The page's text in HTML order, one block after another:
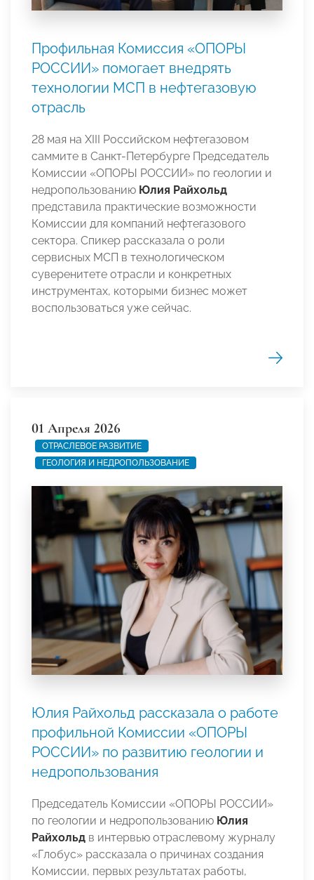
Профильная Комиссия «ОПОРЫ
РОССИИ» помогает внедрять
технологии МСП в нефтегазовую
отрасль
28 мая на XIII Российском нефтегазовом
саммите в Санкт-Петербурге Председатель
Комиссии «ОПОРЫ РОССИИ» по геологии и
недропользованию Юлия Райхольд
представила практические возможности
Комиссии для компаний нефтегазового
сектора. Спикер рассказала о роли
сервисных МСП в технологическом
суверенитете отрасли и конкретных
инструментах, которыми бизнес может
воспользоваться уже сейчас.
01 Апреля 2026
ОТРАСЛЕВОЕ РАЗВИТИЕ
ГЕОЛОГИЯ И НЕДРОПОЛЬЗОВАНИЕ
Юлия Райхольд рассказала о работе
профильной Комиссии «ОПОРЫ
РОССИИ» по развитию геологии и
недропользования
Председатель Комиссии «ОПОРЫ РОССИИ»
по геологии и недропользованию Юлия
Райхольд в интервью отраслевому журналу
«Глобус» рассказала о причинах создания
Комиссии, первых результатах работы,